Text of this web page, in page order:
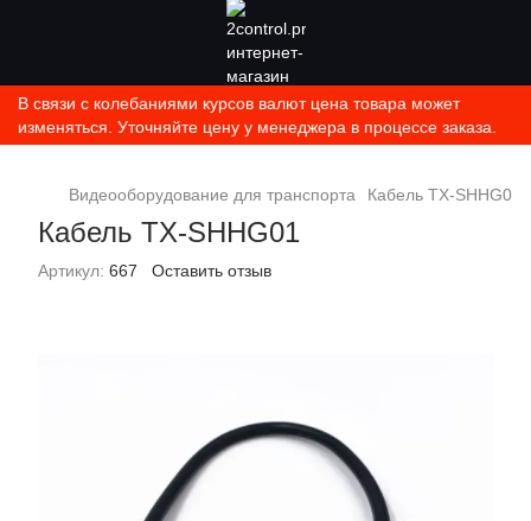
В связи с колебаниями курсов валют цена товара может
изменяться. Уточняйте цену у менеджера в процессе заказа.
Видеооборудование для транспорта Кабель TX-SHHG01
Кабель TX-SHHG01
Артикул: 667 Оставить отзыв